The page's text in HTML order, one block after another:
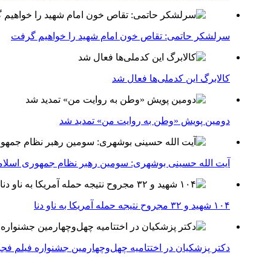
سرلشکر حاتمی: تقاص خون امام شهید را خواهیم گرفت
کالابرگ این کدملی‌ها فعال شد
دومین پویش «وطن به روایت من» تمدید شد
آیت الله حسینی بوشهری: سومین رهبر نظام جمهوری
۱۰۴ شهید و ۳۲ مجروح نتیجه حمله آمریکا به ناو دنا
دکتر پزشکیان در اختتامیه چهل‌وچهارمین جشنواره فیلم